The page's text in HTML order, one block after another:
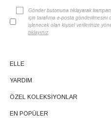
Gönder butonuna tıklayarak
için tarafıma e-posta gönderilmesini
işlenecek olan kişisel verilerinize
tıklayınız
ELLE
YARDIM
ÖZEL KOLEKSİYONLAR
EN POPÜLER